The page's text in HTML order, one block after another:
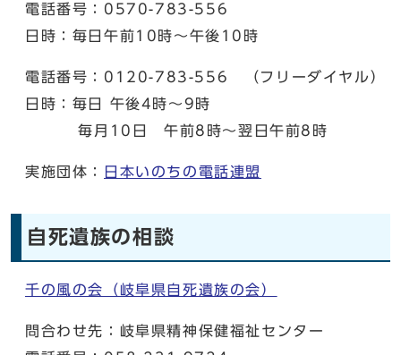
電話番号：0570-783-556
日時：毎日午前10時～午後10時
電話番号：0120-783-556 （フリーダイヤル）
日時：毎日 午後4時～9時
毎月10日 午前8時～翌日午前8時
実施団体： 日本いのちの電話連盟
自死遺族の相談
千の風の会（岐阜県自死遺族の会）
問合わせ先：岐阜県精神保健福祉センター